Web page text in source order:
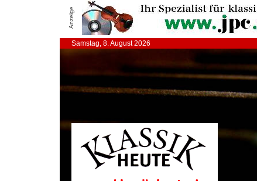
Anzeige
Samstag, 8. August 2026